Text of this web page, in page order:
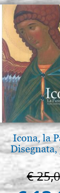
Icona, la
Disegnata,
€